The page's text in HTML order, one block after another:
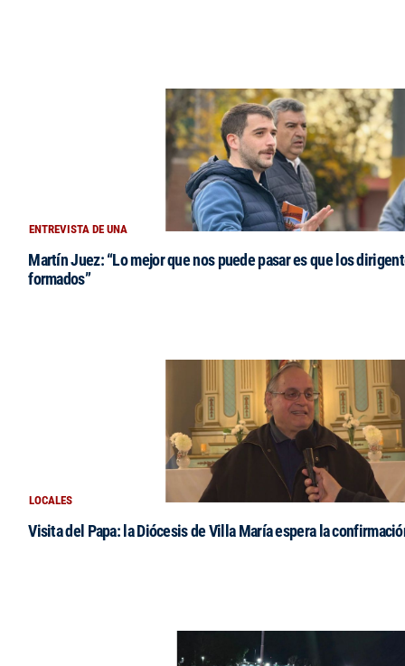
ENTREVISTA DE UNA
Martín Juez: “Lo mejor que nos puede pasar es que los
formados”
LOCALES
Visita del Papa: la Diócesis de Villa María espera la